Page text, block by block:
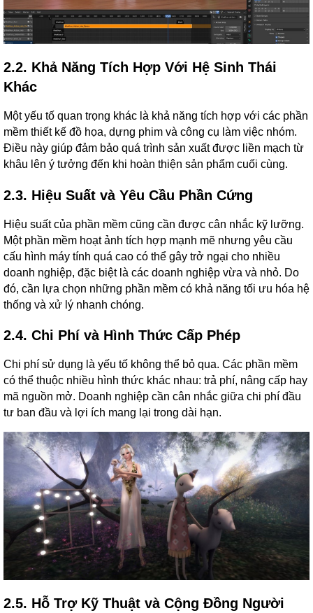
2.2. Khả Năng Tích Hợp Với Hệ Sinh Thái
Khác
Một yếu tố quan trọng khác là khả năng tích hợp với các phần
mềm thiết kế đồ họa, dựng phim và công cụ làm việc nhóm.
Điều này giúp đảm bảo quá trình sản xuất được liền mạch từ
khâu lên ý tưởng đến khi hoàn thiện sản phẩm cuối cùng.
2.3. Hiệu Suất và Yêu Cầu Phần Cứng
Hiệu suất của phần mềm cũng cần được cân nhắc kỹ lưỡng.
Một phần mềm hoạt ảnh tích hợp mạnh mẽ nhưng yêu cầu
cấu hình máy tính quá cao có thể gây trở ngại cho nhiều
doanh nghiệp, đặc biệt là các doanh nghiệp vừa và nhỏ. Do
đó, cần lựa chọn những phần mềm có khả năng tối ưu hóa hệ
thống và xử lý nhanh chóng.
2.4. Chi Phí và Hình Thức Cấp Phép
Chi phí sử dụng là yếu tố không thể bỏ qua. Các phần mềm
có thể thuộc nhiều hình thức khác nhau: trả phí, nâng cấp hay
mã nguồn mở. Doanh nghiệp cần cân nhắc giữa chi phí đầu
tư ban đầu và lợi ích mang lại trong dài hạn.
2.5. Hỗ Trợ Kỹ Thuật và Cộng Đồng Người